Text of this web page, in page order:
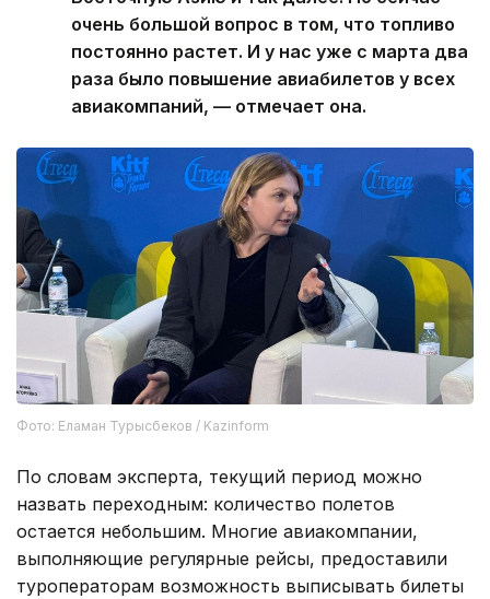
очень большой вопрос в том, что топливо
постоянно растет. И у нас уже с марта два
раза было повышение авиабилетов у всех
авиакомпаний, — отмечает она.
Фото: Еламан Турысбеков / Kazinform
По словам эксперта, текущий период можно
назвать переходным: количество полетов
остается небольшим. Многие авиакомпании,
выполняющие регулярные рейсы, предоставили
туроператорам возможность выписывать билеты